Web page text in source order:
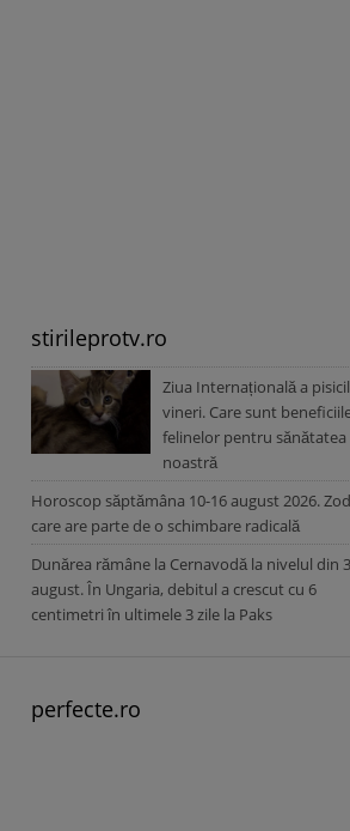
stirileprotv.ro
Ziua Internațională a
vineri. Care sunt
felinelor pentru sănătatea
noastră
Horoscop săptămâna 10-16 august 2026.
care are parte de o schimbare radicală
Dunărea rămâne la Cernavodă la nivelul din 3
august. În Ungaria, debitul a crescut cu 6
centimetri în ultimele 3 zile la Paks
perfecte.ro